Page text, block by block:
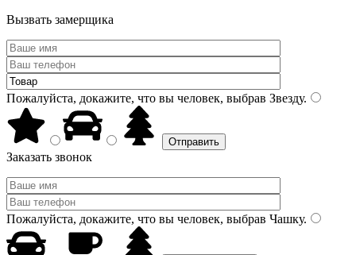
Вызвать замерщика
Пожалуйста, докажите, что вы человек, выбрав Звезду.
Заказать звонок
Пожалуйста, докажите, что вы человек, выбрав Чашку.